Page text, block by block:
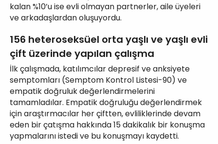
kalan %10’u ise evli olmayan partnerler, aile üyeleri
ve arkadaşlardan oluşuyordu.
156 heteroseksüel orta yaşlı ve yaşlı evli
çift üzerinde yapılan çalışma
İlk çalışmada, katılımcılar depresif ve anksiyete
semptomları (Semptom Kontrol Listesi-90) ve
empatik doğruluk değerlendirmelerini
tamamladılar. Empatik doğruluğu değerlendirmek
için araştırmacılar her çiftten, evliliklerinde devam
eden bir çatışma hakkında 15 dakikalık bir konuşma
yapmalarını istedi ve bu konuşmayı kaydetti.